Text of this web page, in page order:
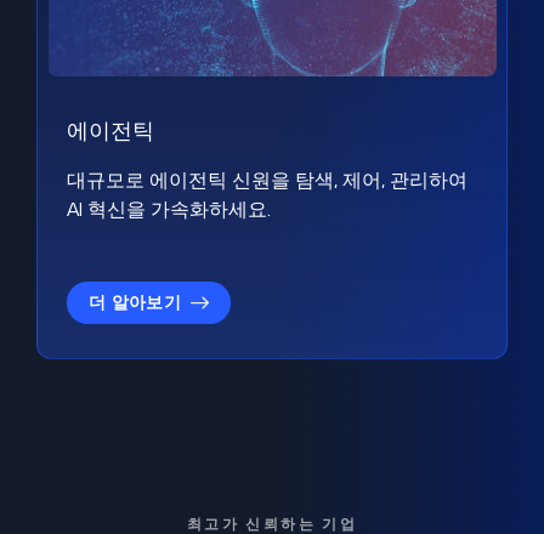
에이전틱
대규모로 에이전틱 신원을 탐색, 제어, 관리하여
AI 혁신을 가속화하세요.
더 알아보기
최고가 신뢰하는 기업